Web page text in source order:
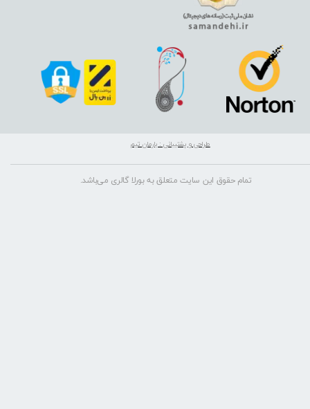
تمام حقوق این سایت متعلق به بورلا گالری می‌باشد.
طراحی و پشتیبانی : بارمان تیم